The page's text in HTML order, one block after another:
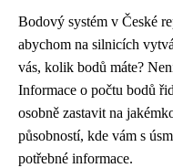
Bodový systém v České
abychom na silnicích
vás, kolik bodů máte?
Informace o počtu bodů
osobně zastavit na
působností, kde vám s
potřebné informace.